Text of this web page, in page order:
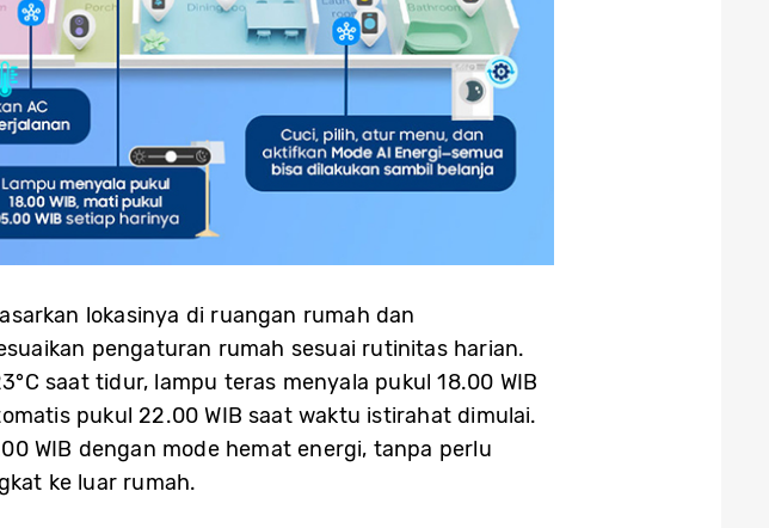
lokasinya di ruangan rumah dan
pengaturan rumah sesuai rutinitas harian.
saat tidur, lampu teras menyala pukul 18.00 WIB
pukul 22.00 WIB saat waktu istirahat dimulai.
WIB dengan mode hemat energi, tanpa perlu
ke luar rumah.